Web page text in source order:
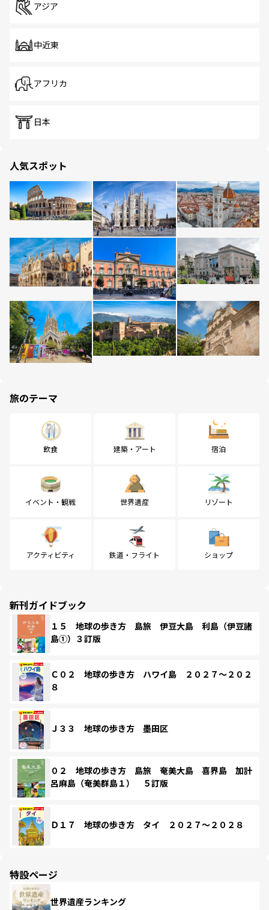
アジア
中近東
アフリカ
日本
人気スポット
旅のテーマ
飲食 建築・アート 宿泊
イベント・観戦 世界遺産 リゾート
アクティビティ 鉄道・フライト ショップ
新刊ガイドブック
１５ 地球の歩き方 島旅 伊豆大島 利島（伊豆諸
島①）３訂版
Ｃ０２ 地球の歩き方 ハワイ島 ２０２７～２０２
８
Ｊ３３ 地球の歩き方 墨田区
０２ 地球の歩き方 島旅 奄美大島 喜界島 加計
呂麻島（奄美群島１） ５訂版
Ｄ１７ 地球の歩き方 タイ ２０２７～２０２８
特設ページ
世界遺産ランキング